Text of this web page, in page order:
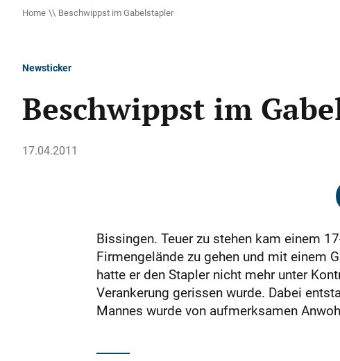
Home Beschwippst im Gabelstapler
Newsticker
Beschwippst im
17.04.2011
Bissingen. Teuer zu stehen kam einem
Firmengelände zu gehen und mit einem
hatte er den Stapler nicht mehr unter
Verankerung gerissen wurde. Dabei
Mannes wurde von aufmerksamen